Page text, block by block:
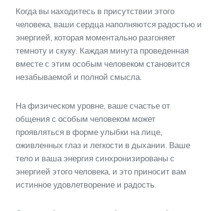
Когда вы находитесь в присутствии этого
человека, ваши сердца наполняются радостью и
энергией, которая моментально разгоняет
темноту и скуку. Каждая минута проведенная
вместе с этим особым человеком становится
незабываемой и полной смысла.
На физическом уровне, ваше счастье от
общения с особым человеком может
проявляться в форме улыбки на лице,
оживленных глаз и легкости в дыхании. Ваше
тело и ваша энергия синхронизированы с
энергией этого человека, и это приносит вам
истинное удовлетворение и радость.